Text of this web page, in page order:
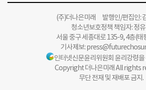
(주)더나은미래 발행인/편집인:
청소년보호정책 책임자: 정
서울 중구 세종대로 135-9, 4층(태
기사제보:
인터넷신문윤리위원회 윤리강령을
Copyright 더나은미래 All rights
무단 전재 및 재배포 금지.